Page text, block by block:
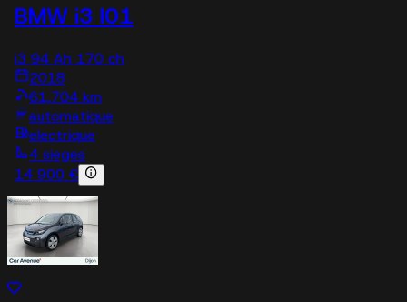
BMW i3 I01
i3 94 Ah 170 ch
2018
61,704 km
automatique
electrique
4 sieges
14 900 €